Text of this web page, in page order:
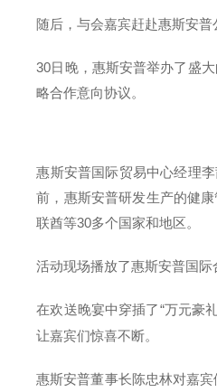
随后，与会嘉宾赶赴惠斯安
30日晚，惠斯安普举办了盛
略合作意向协议。
惠斯安普国际贸易中心经理
前，惠斯安普研发生产的健
联酋等30多个国家和地区。
活动现场播放了惠斯安普国
在欢送晚宴中穿插了“万元豪
让嘉宾们惊喜不断。
惠斯安普董事长陈忠林对嘉